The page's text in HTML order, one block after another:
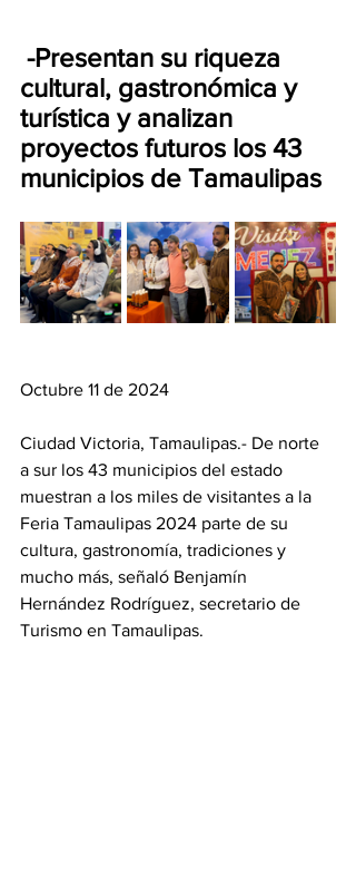
cultural, gastronómica y
turística y analizan
proyectos futuros los 43
municipios de Tamaulipas
Octubre 11 de 2024
Ciudad Victoria, Tamaulipas.- De norte
a sur los 43 municipios del estado
muestran a los miles de visitantes a la
Feria Tamaulipas 2024 parte de su
cultura, gastronomía, tradiciones y
mucho más, señaló Benjamín
Hernández Rodríguez, secretario de
Turismo en Tamaulipas.